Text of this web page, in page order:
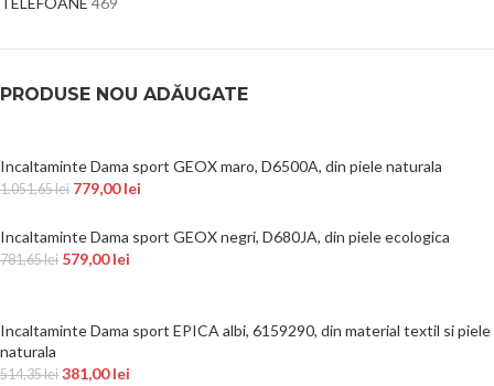
PRODUSE NOU ADĂUGATE
Incaltaminte Dama sport GEOX maro, D6500A, din piele naturala
1.051,65lei 779,00lei
Incaltaminte Dama sport GEOX negri, D680JA, din piele ecologica
781,65lei 579,00lei
Incaltaminte Dama sport EPICA albi, 6159290, din material textil si piele
naturala
514,35lei 381,00lei